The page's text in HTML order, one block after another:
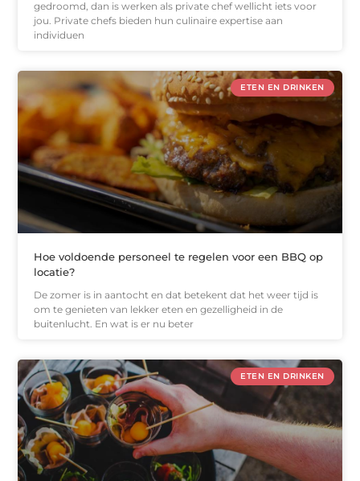
gedroomd, dan is werken als private chef wellicht iets voor
jou. Private chefs bieden hun culinaire expertise aan
individuen
ETEN EN DRINKEN
Hoe voldoende personeel te regelen voor een BBQ op
locatie?
De zomer is in aantocht en dat betekent dat het weer tijd is
om te genieten van lekker eten en gezelligheid in de
buitenlucht. En wat is er nu beter
ETEN EN DRINKEN